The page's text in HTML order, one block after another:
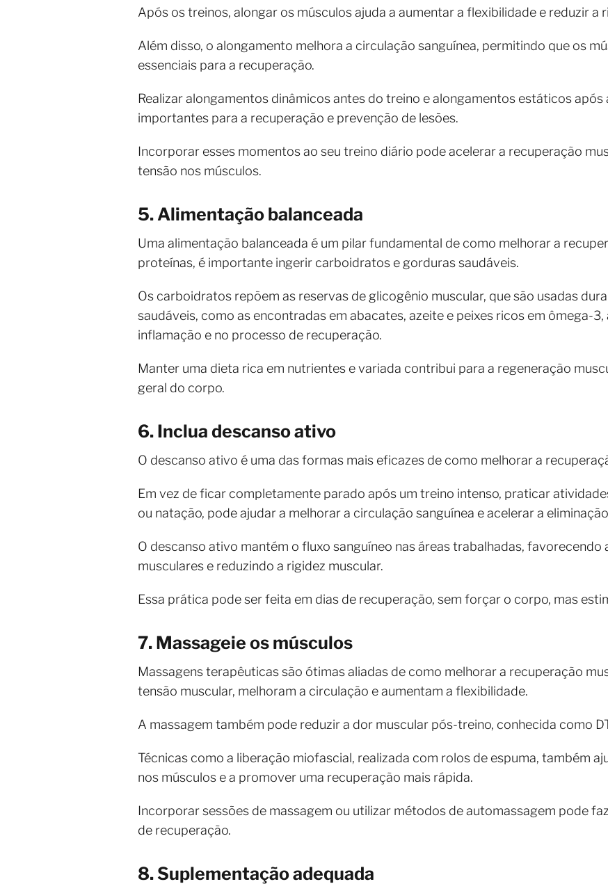
Após os treinos, alongar os músculos ajuda a aumentar a flexibilidade e reduzir a
Além disso, o alongamento melhora a circulação sanguínea, permitindo que os
essenciais para a recuperação.
Realizar alongamentos dinâmicos antes do treino e alongamentos estáticos
importantes para a recuperação e prevenção de lesões.
Incorporar esses momentos ao seu treino diário pode acelerar a recuperação
tensão nos músculos.
5. Alimentação balanceada
Uma alimentação balanceada é um pilar fundamental de como melhorar a
proteínas, é importante ingerir carboidratos e gorduras saudáveis.
Os carboidratos repõem as reservas de glicogênio muscular, que são usadas
saudáveis, como as encontradas em abacates, azeite e peixes ricos em ômega-
inflamação e no processo de recuperação.
Manter uma dieta rica em nutrientes e variada contribui para a regeneração
geral do corpo.
6. Inclua descanso ativo
O descanso ativo é uma das formas mais eficazes de como melhorar a
Em vez de ficar completamente parado após um treino intenso, praticar
ou natação, pode ajudar a melhorar a circulação sanguínea e acelerar a
O descanso ativo mantém o fluxo sanguíneo nas áreas trabalhadas,
musculares e reduzindo a rigidez muscular.
Essa prática pode ser feita em dias de recuperação, sem forçar o corpo, mas
7. Massageie os músculos
Massagens terapêuticas são ótimas aliadas de como melhorar a recuperação
tensão muscular, melhoram a circulação e aumentam a flexibilidade.
A massagem também pode reduzir a dor muscular pós-treino, conhecida como
Técnicas como a liberação miofascial, realizada com rolos de espuma, também
nos músculos e a promover uma recuperação mais rápida.
Incorporar sessões de massagem ou utilizar métodos de automassagem pode
de recuperação.
8. Suplementação adequada